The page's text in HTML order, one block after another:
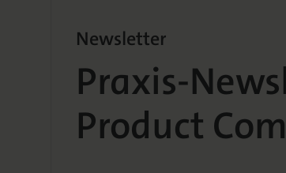
Newsletter
Praxis-
Product